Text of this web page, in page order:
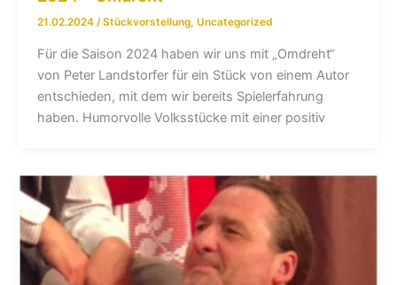
21.02.2024 /Stückvorstellung, Uncategorized
Für die Saison 2024 haben wir uns mit „Omdreht“
von Peter Landstorfer für ein Stück von einem Autor
entschieden, mit dem wir bereits Spielerfahrung
haben. Humorvolle Volksstücke mit einer positiv